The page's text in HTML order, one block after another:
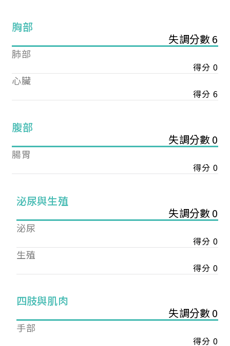
胸部
失調分數 6
肺部
得分 0
心臟
得分 6
腹部
失調分數 0
腸胃
得分 0
泌尿與生殖
失調分數 0
泌尿
得分 0
生殖
得分 0
四肢與肌肉
失調分數 0
手部
得分 0
您已成功送出會員申請
您好，您的會員申請，已成功送出，經本協會理事
會審核通過後即通知您進行繳費，繳費資訊如下